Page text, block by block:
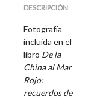
DESCRIPCIÓN
Fotografía
incluida en el
libro De la
China al Mar
Rojo:
recuerdos de